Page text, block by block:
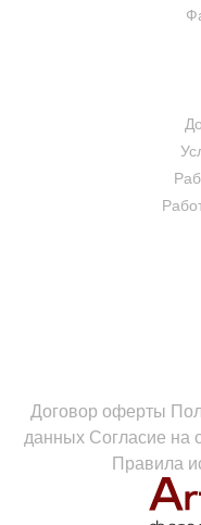
Договор оферты
данных Согласие на
Правила